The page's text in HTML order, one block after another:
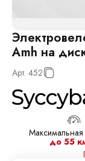
Amh на
Арт. 452
Максимальная
до 55